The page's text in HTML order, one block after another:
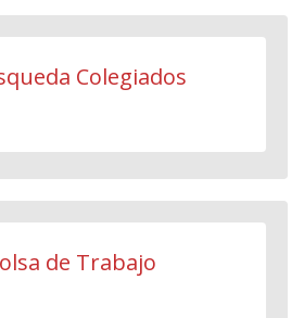
Colegiados
de Trabajo